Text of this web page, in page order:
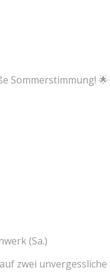
Sommerstimmung! 🌟
(Sa.)
zwei unvergessliche